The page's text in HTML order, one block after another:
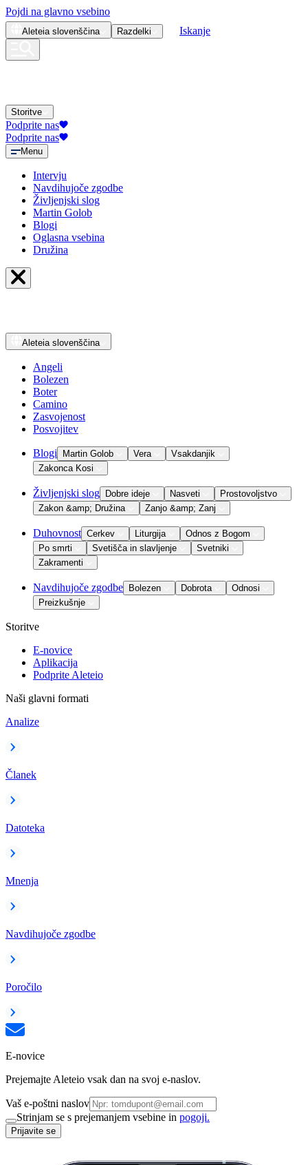
Pojdi na glavno vsebino
Aleteia slovenščina Razdelki Iskanje
Storitve
Podprite nas
Podprite nas
Menu
Intervju
Navdihujoče zgodbe
Življenjski slog
Martin Golob
Blogi
Oglasna vsebina
Družina
Aleteia slovenščina
Angeli
Bolezen
Boter
Camino
Zasvojenost
Posvojitev
Blogi Martin Golob Vera
Vsakdanjik
Zakonca Kosi
Življenjski slog Dobre ideje Nasveti
Prostovoljstvo
Zakon &amp; Družina
Zanjo &amp; Zanj
Duhovnost Cerkev Liturgija
Odnos z Bogom
Po smrti
Svetišča in slavljenje
Svetniki
Zakramenti
Navdihujoče zgodbe Bolezen Dobrota
Odnosi
Preizkušnje
Storitve
E-novice
Aplikacija
Podprite Aleteio
Naši glavni formati
Analize
Članek
Datoteka
Mnenja
Navdihujoče zgodbe
Poročilo
E-novice
Prejemajte Aleteio vsak dan na svoj e-naslov.
Vaš e-poštni naslov
Strinjam se s prejemanjem vsebine in pogoji.
Prijavite se